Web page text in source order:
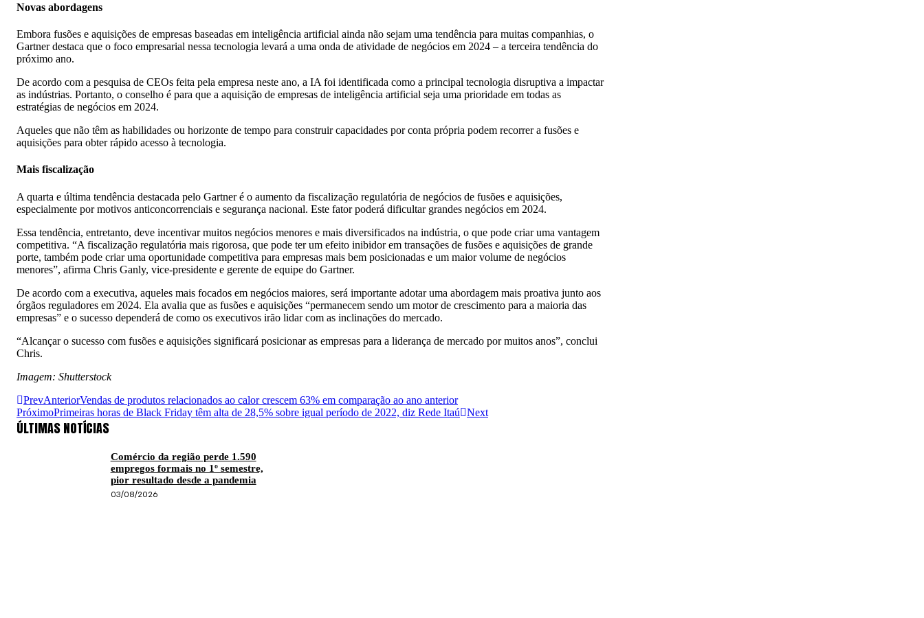
Novas abordagens
Embora fusões e aquisições de empresas baseadas em inteligência artificial ainda não sejam uma tendência para muitas companhias, o
Gartner destaca que o foco empresarial nessa tecnologia levará a uma onda de atividade de negócios em 2024 – a terceira tendência do
próximo ano.
De acordo com a pesquisa de CEOs feita pela empresa neste ano, a IA foi identificada como a principal tecnologia disruptiva a impactar
as indústrias. Portanto, o conselho é para que a aquisição de empresas de inteligência artificial seja uma prioridade em todas as
estratégias de negócios em 2024.
Aqueles que não têm as habilidades ou horizonte de tempo para construir capacidades por conta própria podem recorrer a fusões e
aquisições para obter rápido acesso à tecnologia.
Mais fiscalização
A quarta e última tendência destacada pelo Gartner é o aumento da fiscalização regulatória de negócios de fusões e aquisições,
especialmente por motivos anticoncorrenciais e segurança nacional. Este fator poderá dificultar grandes negócios em 2024.
Essa tendência, entretanto, deve incentivar muitos negócios menores e mais diversificados na indústria, o que pode criar uma vantagem
competitiva. “A fiscalização regulatória mais rigorosa, que pode ter um efeito inibidor em transações de fusões e aquisições de grande
porte, também pode criar uma oportunidade competitiva para empresas mais bem posicionadas e um maior volume de negócios
menores”, afirma Chris Ganly, vice-presidente e gerente de equipe do Gartner.
De acordo com a executiva, aqueles mais focados em negócios maiores, será importante adotar uma abordagem mais proativa junto aos
órgãos reguladores em 2024. Ela avalia que as fusões e aquisições “permanecem sendo um motor de crescimento para a maioria das
empresas” e o sucesso dependerá de como os executivos irão lidar com as inclinações do mercado.
“Alcançar o sucesso com fusões e aquisições significará posicionar as empresas para a liderança de mercado por muitos anos”, conclui
Chris.
Imagem: Shutterstock
PrevAnteriorVendas de produtos relacionados ao calor crescem 63% em comparação ao ano anterior
PróximoPrimeiras horas de Black Friday têm alta de 28,5% sobre igual período de 2022, diz Rede Itaú Next
ÚLTIMAS NOTÍCIAS
Comércio da região perde 1.590
empregos formais no 1º semestre,
pior resultado desde a pandemia
03/08/2026